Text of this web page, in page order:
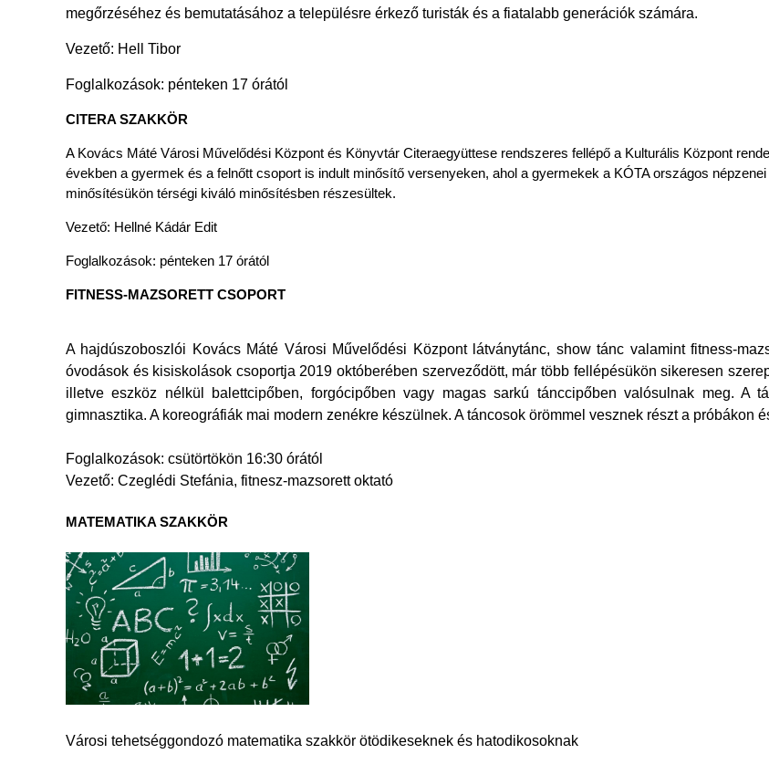
megőrzéséhez és bemutatásához a településre érkező turisták és a fiatalabb generációk számára.
Vezető: Hell Tibor
Foglalkozások: pénteken 17 órától
CITERA SZAKKÖR
A Kovács Máté Városi Művelődési Központ és Könyvtár Citeraegyüttese rendszeres fellépő a Kulturális Központ
években a gyermek és a felnőtt csoport is indult minősítő versenyeken, ahol a gyermekek a KÓTA országos
minősítésükön térségi kiváló minősítésben részesültek.
Vezető: Hellné Kádár Edit
Foglalkozások: pénteken 17 órától
FITNESS-MAZSORETT CSOPORT
A hajdúszoboszlói Kovács Máté Városi Művelődési Központ látványtánc, show tánc valamint fitness-
óvodások és kisiskolások csoportja 2019 októberében szerveződött, már több fellépésükön sikeresen
illetve eszköz nélkül balettcipőben, forgócipőben vagy magas sarkú tánccipőben valósulnak meg. A
gimnasztika. A koreográfiák mai modern zenékre készülnek. A táncosok örömmel vesznek részt a próbákon
Foglalkozások: csütörtökön 16:30 órától
Vezető: Czeglédi Stefánia, fitnesz-mazsorett oktató
MATEMATIKA SZAKKÖR
Városi tehetséggondozó matematika szakkör ötödikeseknek és hatodikosoknak